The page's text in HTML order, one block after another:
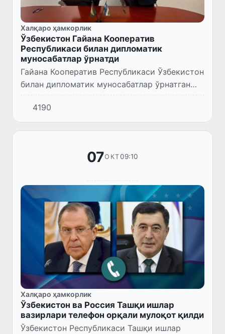
Халқаро ҳамкорлик
Ўзбекистон Гайана Кооператив
Республикаси билан дипломатик
муносабатлар ўрнатди
Гайана Кооператив Республикаси Ўзбекистон
билан дипломатик муносабатлар ўрнатган
142-давлат бўлди.
4190
07ОКТ09:10
Халқаро ҳамкорлик
Ўзбекистон ва Россия Ташқи ишлар
вазирлари телефон орқали мулоқот қилди
Ўзбекистон Республикаси Ташқи ишлар